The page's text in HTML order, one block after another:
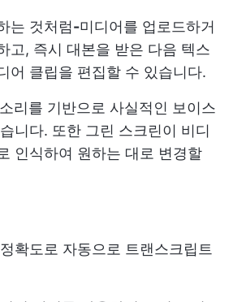
는 것처럼-미디어를 업로드하거
고, 즉시 대본을 받은 다음 텍스
어 클립을 편집할 수 있습니다.
리를 기반으로 사실적인 보이스
니다. 또한 그린 스크린이 비디
인식하여 원하는 대로 변경할
확도로 자동으로 트랜스크립트